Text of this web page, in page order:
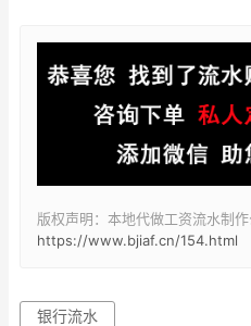
版权声明：本地代做工资流水制作
https://www.bjiaf.cn/154.html
银行流水